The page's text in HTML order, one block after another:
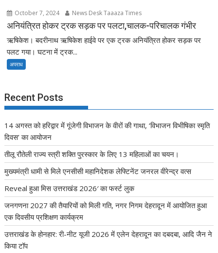
October 7, 2024 News Desk Taaaza Times
अनियंत्रित होकर ट्रक सड़क पर पलटा,चालक-परिचालक गंभीर
ऋषिकेश। बदरीनाथ ऋषिकेश हाईवे पर एक ट्रक अनियंत्रित होकर सड़क पर
पलट गया। घटना में ट्रक...
अपराध
Recent Posts
14 अगस्त को हरिद्वार में गूंजेगी विभाजन के वीरों की गाथा, ‘विभाजन विभीषिका स्मृति
दिवस’ का आयोजन
तीलू रौतेली राज्य स्त्री शक्ति पुरस्कार के लिए 13 महिलाओं का चयन।
मुख्यमंत्री धामी से मिले एनसीसी महानिदेशक लेफ्टिनेंट जनरल वीरेन्द्र वत्स
Reveal हुआ मिस उत्तराखंड 2026′ का फर्स्ट लुक
जनगणना 2027 की तैयारियों को मिली गति, नगर निगम देहरादून में आयोजित हुआ
एक दिवसीय प्रशिक्षण कार्यक्रम
उत्तराखंड के होनहार: री-नीट यूजी 2026 में एलेन देहरादून का दबदबा, आदि जैन ने
किया टॉप